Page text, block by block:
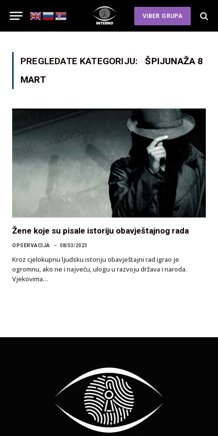
VIBER GRUPA
PREGLEDATE KATEGORIJU:
ŠPIJUNAŽA 8
MART
Žene koje su pisale istoriju obavještajnog rada
OPSERVACIJA 08/03/2023
Kroz cjelokupnu ljudsku istoriju obavještajni rad igrao je
ogromnu, ako ne i najveću, ulogu u razvoju država i naroda.
Vjekovima…